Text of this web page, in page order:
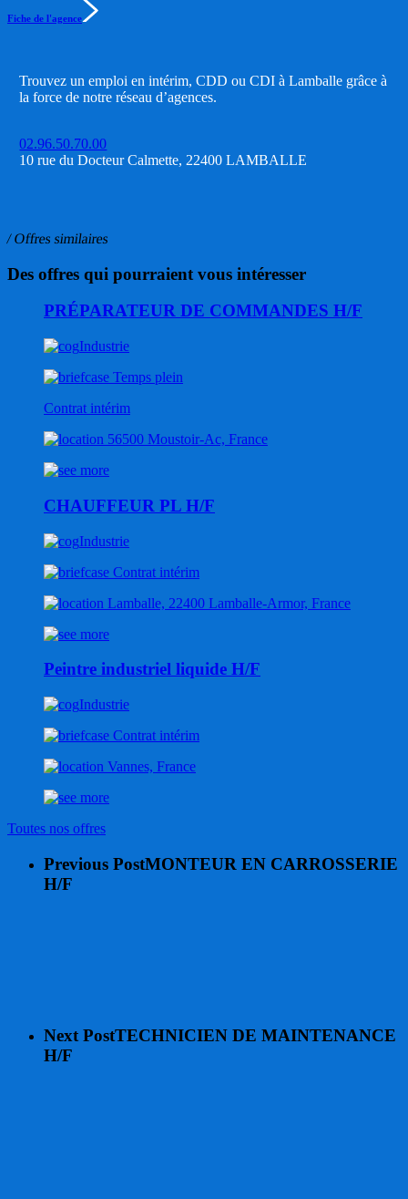
Fiche de l'agence
Trouvez un emploi en intérim, CDD ou CDI à Lamballe grâce à
la force de notre réseau d’agences.
02.96.50.70.00
10 rue du Docteur Calmette, 22400 LAMBALLE
/ Offres similaires
Des offres qui pourraient vous intéresser
PRÉPARATEUR DE COMMANDES H/F
Industrie
Temps plein
Contrat intérim
56500 Moustoir-Ac, France
CHAUFFEUR PL H/F
Industrie
Contrat intérim
Lamballe, 22400 Lamballe-Armor, France
Peintre industriel liquide H/F
Industrie
Contrat intérim
Vannes, France
Toutes nos offres
Previous PostMONTEUR EN CARROSSERIE
H/F
Next PostTECHNICIEN DE MAINTENANCE
H/F